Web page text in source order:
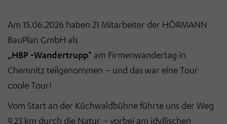
Am 15.06.2026 haben 21 Mitarbeiter der HÖRMANN
BauPlan GmbH als
„HBP -Wandertrupp" am Firmenwandertag in
Chemnitz teilgenommen – und das war eine Tour
coole Tour!
Vom Start an der Küchwaldbühne führte uns der Weg
9,23 km durch die Natur – vorbei am idyllischen